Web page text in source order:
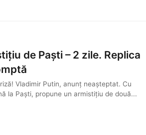
de Paști – 2 zile. Replica
Vladimir Putin, anunț neașteptat. Cu
la Paști, propune un armistițiu de două...